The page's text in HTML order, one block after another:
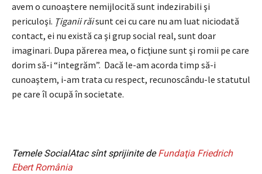
avem o cunoaştere nemijlocită sunt indezirabili şi
periculoşi. Ţiganii răisunt cei cu care nu am luat niciodată
contact, ei nu există ca şi grup social real, sunt doar
imaginari. Dupa părerea mea, o ficţiune sunt şi romii pe care
dorim să-i “integrăm”. Dacă le-am acorda timp să-i
cunoaştem, i-am trata cu respect, recunoscându-le statutul
pe care îl ocupă în societate.
Temele SocialAtac sînt sprijinite deFundaţia Friedrich
Ebert România